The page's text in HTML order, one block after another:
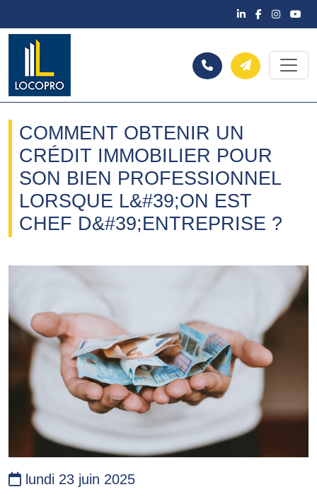
COMMENT OBTENIR UN
CRÉDIT IMMOBILIER POUR
SON BIEN PROFESSIONNEL
LORSQUE L&#39;ON EST
CHEF D&#39;ENTREPRISE ?
lundi 23 juin 2025